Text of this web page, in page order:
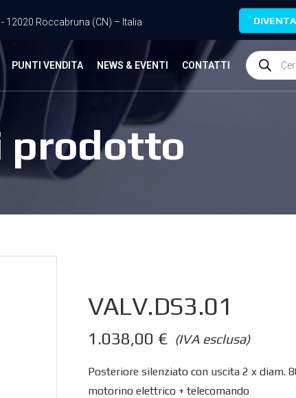
12020 Roccabruna (CN) – Italia
PUNTI VENDITA NEWS & EVENTI CONTATTI
prodotto
VALV.DS3.01
(IVA esclusa)
1.038,00 €
Posteriore silenziato con uscita 2 x diam.
motorino elettrico + telecomando